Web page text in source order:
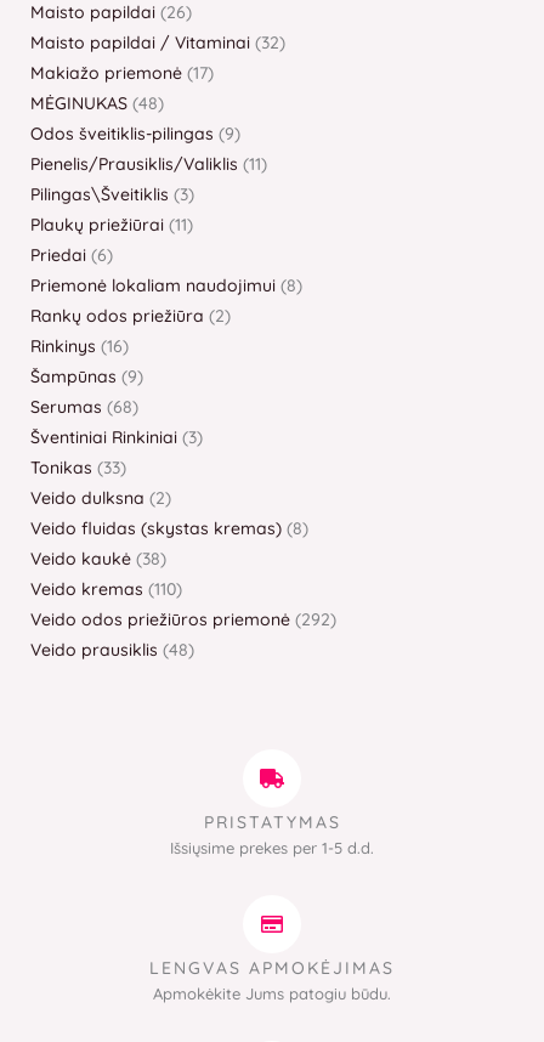
Maisto papildai 26
Maisto papildai / Vitaminai 32
Makiažo priemonė 17
MĖGINUKAS 48
Odos šveitiklis-pilingas 9
Pienelis/Prausiklis/Valiklis 11
Pilingas\Šveitiklis
3
Plaukų priežiūrai 11
Priedai 6
Priemonė lokaliam naudojimui 8
Rankų odos priežiūra
2
Rinkinys 16
Šampūnas 9
Serumas 68
Šventiniai Rinkiniai 3
Tonikas
33
Veido dulksna
2
Veido fluidas (skystas kremas) 8
Veido kaukė 38
Veido kremas 110
Veido odos priežiūros priemonė 292
Veido prausiklis 48
PRISTATYMAS
Išsiųsime prekes per 1-5 d.d.
LENGVAS APMOKĖJIMAS
Apmokėkite Jums patogiu būdu.